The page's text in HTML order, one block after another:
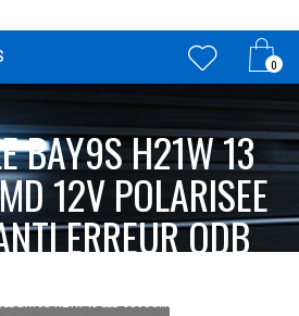
0
BAY9S H21W 13
12V POLARISEE
ERREUR ODB